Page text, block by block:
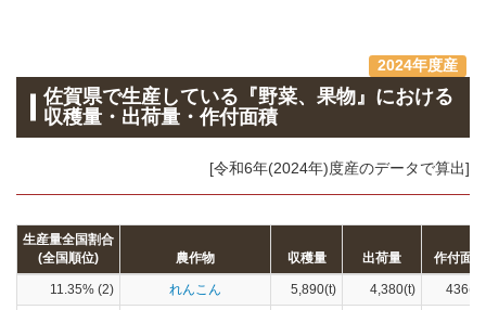
2024年度産
佐賀県で生産している『野菜、果物』における
収穫量・出荷量・作付面積
[令和6年(2024年)度産のデータで算出]
生産量全国割合
(全国順位)
農作物 収穫量 出荷量 作付面積
11.35% (2) れんこん 5,890(t) 4,380(t)